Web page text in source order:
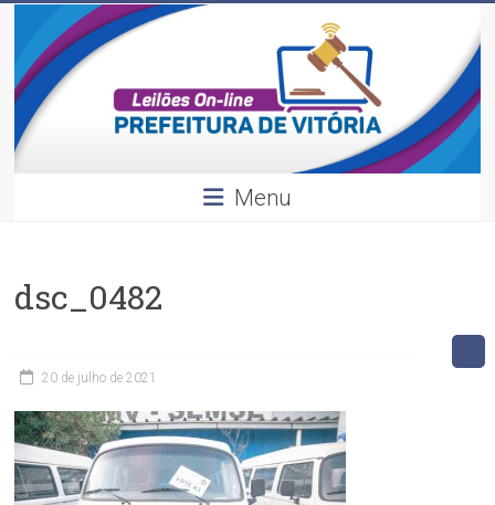
content
Leilões
Divulgação
dos
leilões
realizados
pela
Menu
dsc_0482
20 de julho de 2021